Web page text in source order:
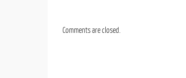
Comments are closed.